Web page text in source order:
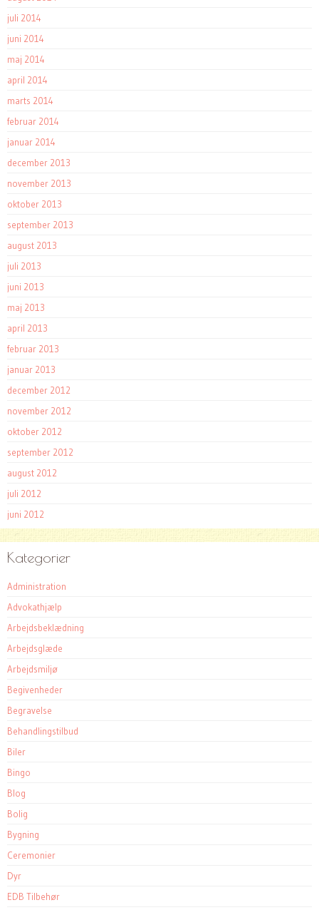
juli 2014
juni 2014
maj 2014
april 2014
marts 2014
februar 2014
januar 2014
december 2013
november 2013
oktober 2013
september 2013
august 2013
juli 2013
juni 2013
maj 2013
april 2013
februar 2013
januar 2013
december 2012
november 2012
oktober 2012
september 2012
august 2012
juli 2012
juni 2012
Kategorier
Administration
Advokathjælp
Arbejdsbeklædning
Arbejdsglæde
Arbejdsmiljø
Begivenheder
Begravelse
Behandlingstilbud
Biler
Bingo
Blog
Bolig
Bygning
Ceremonier
Dyr
EDB Tilbehør